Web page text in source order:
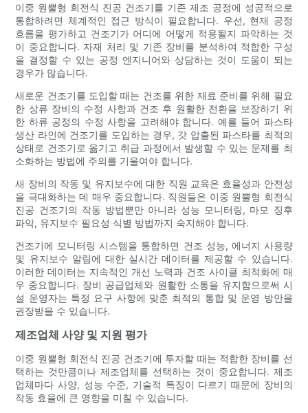
이중 원뿔형 회전식 진공 건조기를 기존 제조 공정에 성공적으로
통합하려면 체계적인 접근 방식이 필요합니다. 우선, 현재 공정
흐름을 평가하고 건조기가 어디에 어떻게 적용될지 파악하는 것
이 중요합니다. 자재 처리 및 기존 장비를 분석하여 적합한 구성
을 결정할 수 있는 공정 엔지니어와 상담하는 것이 도움이 되는
경우가 많습니다.
새로운 건조기를 도입할 때는 건조를 위한 재료 준비를 위해 필요
한 상류 장비의 수정 사항과 건조 후 원활한 전환을 보장하기 위
한 하류 공정의 수정 사항을 고려해야 합니다. 예를 들어 파스타
생산 라인에 건조기를 도입하는 경우, 갓 압출된 파스타를 최적의
상태로 건조기로 옮기고 취급 과정에서 발생할 수 있는 문제를 최
소화하는 방법에 주의를 기울여야 합니다.
새 장비의 작동 및 유지보수에 대한 직원 교육은 효율성과 안전성
을 극대화하는 데 매우 중요합니다. 직원들은 이중 원뿔형 회전식
진공 건조기의 작동 방법뿐만 아니라 성능 모니터링, 마모 징후
파악, 유지보수 필요성 식별 방법까지 숙지해야 합니다.
건조기에 모니터링 시스템을 통합하면 건조 성능, 에너지 사용량
및 유지보수 알림에 대한 실시간 데이터를 제공할 수 있습니다.
이러한 데이터는 지속적인 개선 노력과 건조 사이클 최적화에 매
우 중요합니다. 장비 공급업체와 원활한 소통을 유지함으로써 시
설 운영자는 특정 요구 사항에 맞춘 최적의 통합 및 운영 방안을
권장받을 수 있습니다.
제조업체 사양 및 지원 평가
이중 원뿔형 회전식 진공 건조기에 투자할 때는 적합한 장비를 선
택하는 것만큼이나 제조업체를 선택하는 것이 중요합니다. 제조
업체마다 사양, 성능 수준, 기술적 특징이 다르기 때문에 장비의
작동 효율에 큰 영향을 미칠 수 있습니다.